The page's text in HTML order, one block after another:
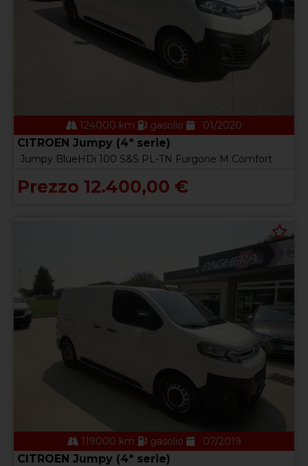
124000 km gasolio 01/2020
CITROEN Jumpy (4ª serie)
Jumpy BlueHDi 100 S&S PL-TN Furgone M Comfort
Prezzo 12.400,00 €
119000 km gasolio 07/2019
CITROEN Jumpy (4ª serie)